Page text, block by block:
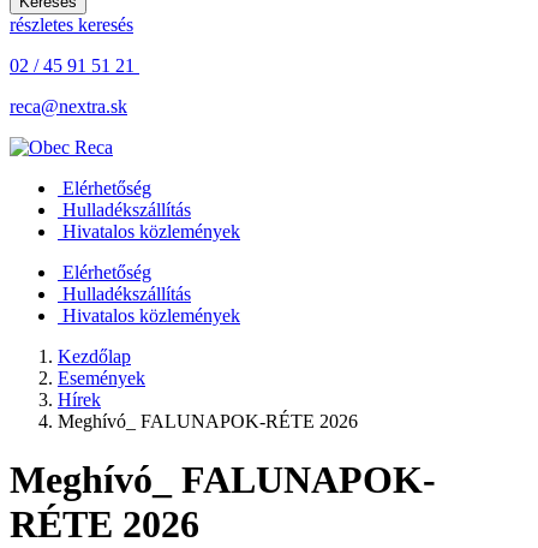
részletes keresés
02 / 45 91 51 21
reca@nextra.sk
Elérhetőség
Hulladékszállítás
Hivatalos közlemények
Elérhetőség
Hulladékszállítás
Hivatalos közlemények
Kezdőlap
Események
Hírek
Meghívó_ FALUNAPOK-RÉTE 2026
Meghívó_ FALUNAPOK-
RÉTE 2026